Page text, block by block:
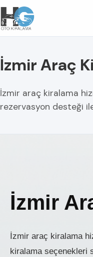
İzmir Araç
İzmir araç kiralama
rezervasyon desteği
İzmir
İzmir araç kiralama
kiralama seçenekleri